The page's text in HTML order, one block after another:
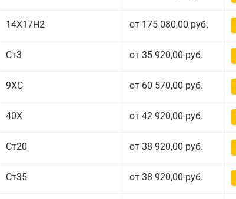
14Х17Н2 от 175 080,00 руб.
Ст3 от 35 920,00 руб.
9ХС от 60 570,00 руб.
40Х от 42 920,00 руб.
Ст20 от 38 920,00 руб.
Ст35 от 38 920,00 руб.